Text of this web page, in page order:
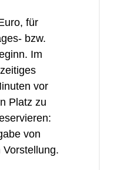
für
bzw.
Im
vor
Platz zu
von